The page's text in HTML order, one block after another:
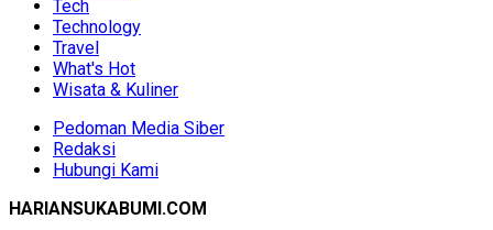
Tech
Technology
Travel
What's Hot
Wisata & Kuliner
Pedoman Media Siber
Redaksi
Hubungi Kami
HARIANSUKABUMI.COM